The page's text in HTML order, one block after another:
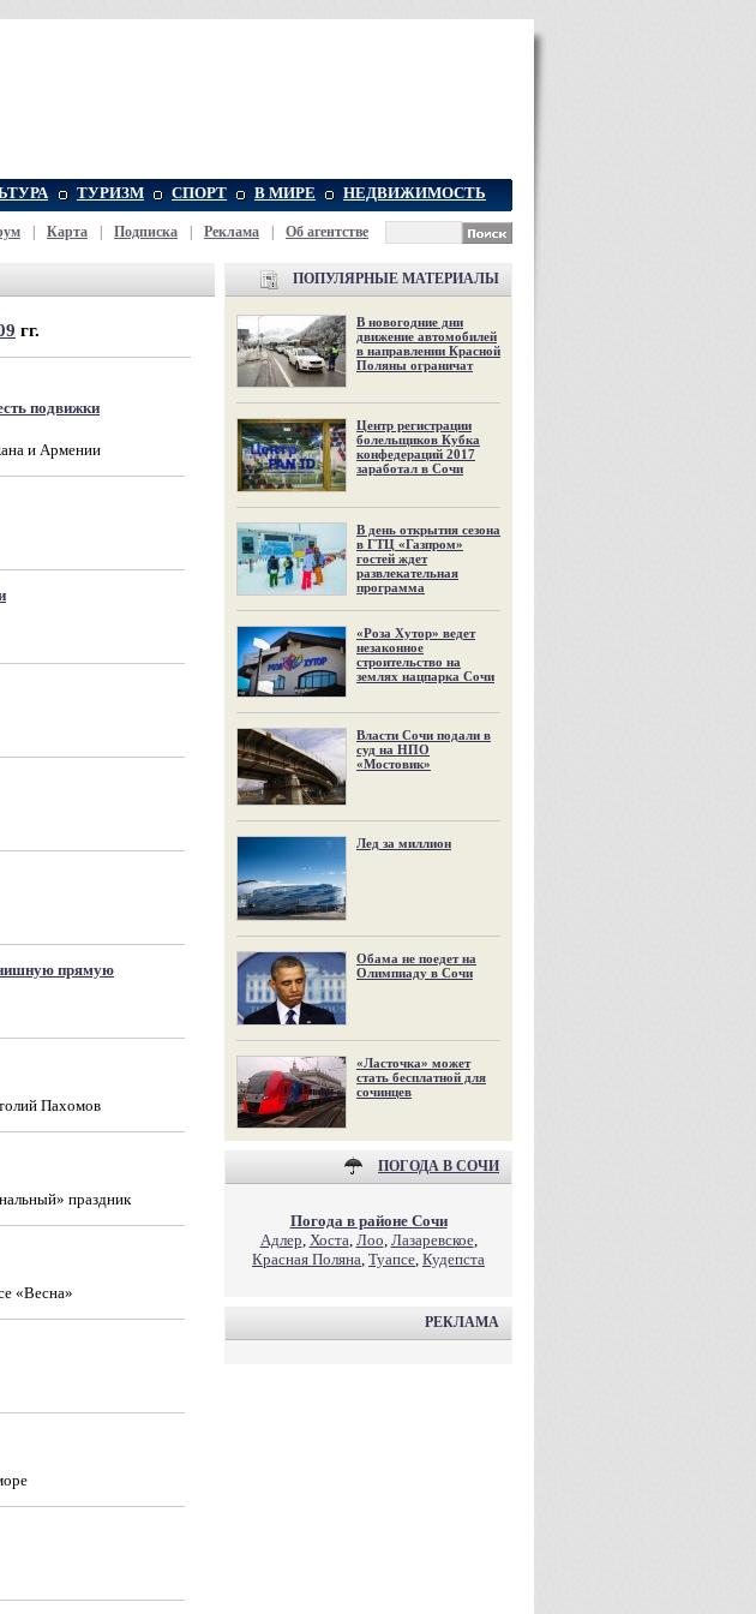
ТУРИЗМ СПОРТ В МИРЕ НЕДВИЖИМОСТЬ
Карта Подписка Реклама Об агентстве
гг.
подвижки
и Армении
прямую
Пахомов
праздник
«Весна»
ПОПУЛЯРНЫЕ МАТЕРИАЛЫ
В новогодние дни
движение автомобилей
в направлении Красной
Поляны ограничат
Центр регистрации
болельщиков Кубка
конфедераций 2017
заработал в Сочи
В день открытия сезона
в ГТЦ «Газпром»
гостей ждет
развлекательная
программа
«Роза Хутор» ведет
незаконное
строительство на
землях нацпарка Сочи
Власти Сочи подали в
суд на НПО
«Мостовик»
Лед за миллион
Обама не поедет на
Олимпиаду в Сочи
«Ласточка» может
стать бесплатной для
сочинцев
ПОГОДА В СОЧИ
Погода в районе Сочи
Адлер, Хоста, Лоо, Лазаревское,
Красная Поляна, Туапсе, Кудепста
РЕКЛАМА